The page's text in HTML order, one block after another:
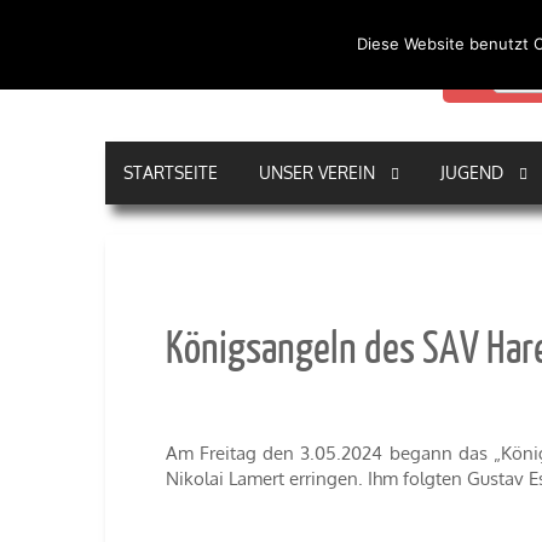
STARTSEITE UNSER VEREIN JUGEND
Königsangeln des SAV
Am Freitag den 3.05.2024 begann das
Nikolai Lamert erringen. Ihm folgten Gustav
Diese Website benutzt
Durch